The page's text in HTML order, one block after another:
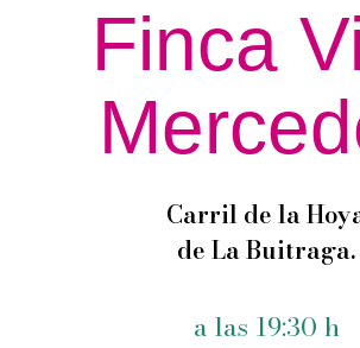
Finca
Carril de la
de La Buitraga.
a las 19:30 h